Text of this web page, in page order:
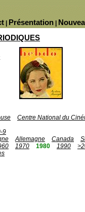
Présentation
Centre National du
9
Allemagne Canada
1970 1980 1990